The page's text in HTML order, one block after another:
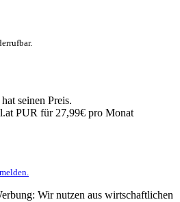
seinen Preis.
PUR für 27,99€ pro Monat
Wir nutzen aus wirtschaftlichen